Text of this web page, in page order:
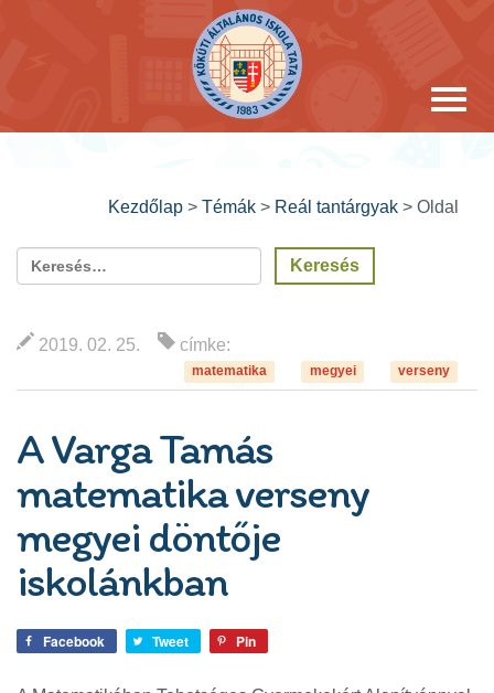
Kezdőlap > Témák > Reál tantárgyak > Oldal
2019. 02. 25. címke:
matematika megyei verseny
A Varga Tamás
matematika verseny
megyei döntője
iskolánkban
Facebook Tweet Pin